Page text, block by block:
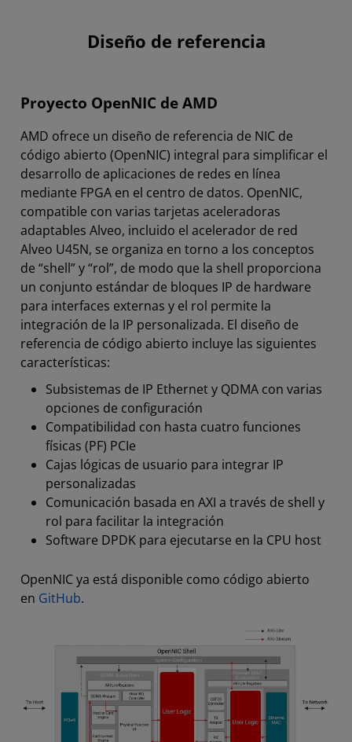
Diseño de referencia
Proyecto OpenNIC de AMD
AMD ofrece un diseño de referencia de NIC de
código abierto (OpenNIC) integral para simplificar el
desarrollo de aplicaciones de redes en línea
mediante FPGA en el centro de datos. OpenNIC,
compatible con varias tarjetas aceleradoras
adaptables Alveo, incluido el acelerador de red
Alveo U45N, se organiza en torno a los conceptos
de “shell” y “rol”, de modo que la shell proporciona
un conjunto estándar de bloques IP de hardware
para interfaces externas y el rol permite la
integración de la IP personalizada. El diseño de
referencia de código abierto incluye las siguientes
características:
Subsistemas de IP Ethernet y QDMA con varias
opciones de configuración
Compatibilidad con hasta cuatro funciones
físicas (PF) PCIe
Cajas lógicas de usuario para integrar IP
personalizadas
Comunicación basada en AXI a través de shell y
rol para facilitar la integración
Software DPDK para ejecutarse en la CPU host
OpenNIC ya está disponible como código abierto
en GitHub.